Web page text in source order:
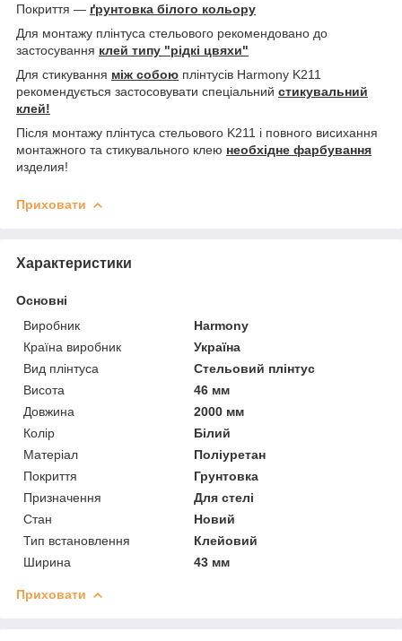
Покриття — ґрунтовка білого кольору
Для монтажу плінтуса стельового рекомендовано до
застосування клей типу "рідкі цвяхи"
Для стикування між собою плінтусів Harmony K211
рекомендується застосовувати спеціальний стикувальний
клей!
Після монтажу плінтуса стельового K211 і повного висихання
монтажного та стикувального клею необхідне фарбування
изделия!
Приховати
Характеристики
Основні
Виробник
Harmony
Країна виробник
Україна
Вид плінтуса
Стельовий плінтус
Висота
46 мм
Довжина
2000 мм
Колір
Білий
Матеріал
Поліуретан
Покриття
Грунтовка
Призначення
Для стелі
Стан
Новий
Тип встановлення
Клейовий
Ширина
43 мм
Приховати